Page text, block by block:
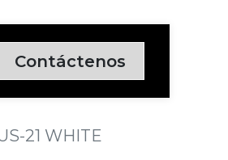
Contáctenos
21 WHITE